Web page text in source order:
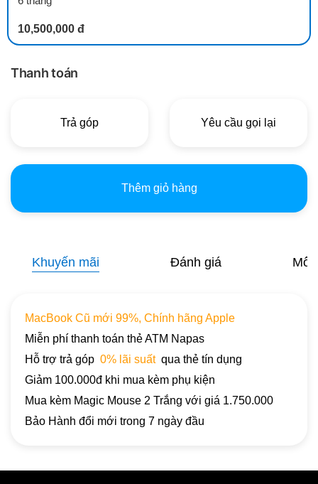
10,500,000 đ
Thanh toán
Trả góp Yêu cầu gọi lại
Thêm giỏ hàng
Khuyến mãi Đánh giá Mô
MacBook Cũ mới 99%, Chính hãng Apple
Miễn phí thanh toán thẻ ATM Napas
Hỗ trợ trả góp 0% lãi suấtqua thẻ tín dụng
Giảm 100.000đ khi mua kèm phụ kiện
Mua kèm Magic Mouse 2 Trắng với giá 1.750.000
Bảo Hành đổi mới trong 7 ngày đầu